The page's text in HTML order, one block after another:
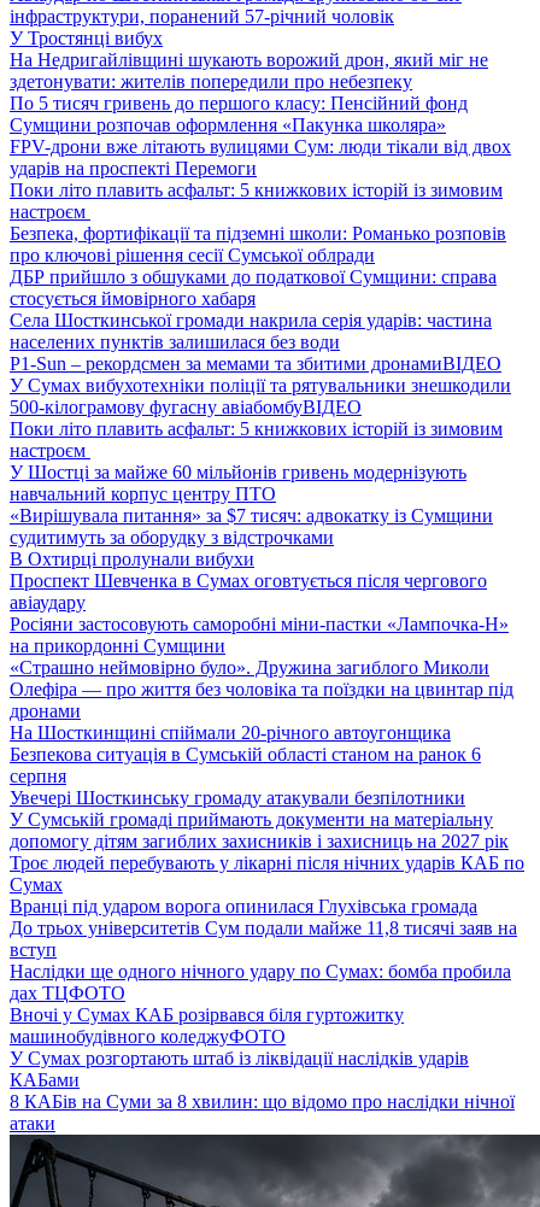
інфраструктури, поранений 57-річний чоловік
У Тростянці вибух
На Недригайлівщині шукають ворожий дрон, який міг не
здетонувати: жителів попередили про небезпеку
По 5 тисяч гривень до першого класу: Пенсійний фонд
Сумщини розпочав оформлення «Пакунка школяра»
FPV-дрони вже літають вулицями Сум: люди тікали від двох
ударів на проспекті Перемоги
Поки літо плавить асфальт: 5 книжкових історій із зимовим
настроєм
Безпека, фортифікації та підземні школи: Романько розповів
про ключові рішення сесії Сумської облради
ДБР прийшло з обшуками до податкової Сумщини: справа
стосується ймовірного хабаря
Села Шосткинської громади накрила серія ударів: частина
населених пунктів залишилася без води
P1-Sun – рекордсмен за мемами та збитими дронамиВІДЕО
У Сумах вибухотехніки поліції та рятувальники знешкодили
500-кілограмову фугасну авіабомбуВІДЕО
Поки літо плавить асфальт: 5 книжкових історій із зимовим
настроєм
У Шостці за майже 60 мільйонів гривень модернізують
навчальний корпус центру ПТО
«Вирішувала питання» за $7 тисяч: адвокатку із Сумщини
судитимуть за оборудку з відстрочками
В Охтирці пролунали вибухи
Проспект Шевченка в Сумах оговтується після чергового
авіаудару
Росіяни застосовують саморобні міни-пастки «Лампочка-Н»
на прикордонні Сумщини
«Страшно неймовірно було». Дружина загиблого Миколи
Олефіра — про життя без чоловіка та поїздки на цвинтар під
дронами
На Шосткинщині спіймали 20-річного автоугонщика
Безпекова ситуація в Сумській області станом на ранок 6
серпня
Увечері Шосткинську громаду атакували безпілотники
У Сумській громаді приймають документи на матеріальну
допомогу дітям загиблих захисників і захисниць на 2027 рік
Троє людей перебувають у лікарні після нічних ударів КАБ по
Сумах
Вранці під ударом ворога опинилася Глухівська громада
До трьох університетів Сум подали майже 11,8 тисячі заяв на
вступ
Наслідки ще одного нічного удару по Сумах: бомба пробила
дах ТЦФОТО
Вночі у Сумах КАБ розірвався біля гуртожитку
машинобудівного коледжуФОТО
У Сумах розгортають штаб із ліквідації наслідків ударів
КАБами
8 КАБів на Суми за 8 хвилин: що відомо про наслідки нічної
атаки